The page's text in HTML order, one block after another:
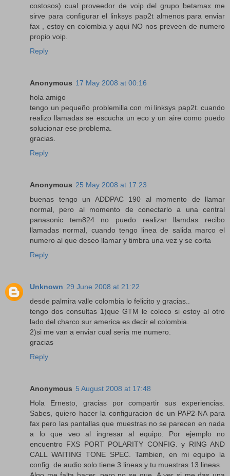
costosos) cual proveedor de voip del grupo betamax me
sirve para configurar el linksys pap2t almenos para enviar
fax , estoy en colombia y aqui NO nos preveen de numero
propio voip.
Reply
Anonymous 17 May 2008 at 00:16
hola amigo
tengo un pequeño problemilla con mi linksys pap2t. cuando
realizo llamadas se escucha un eco y un aire como puedo
solucionar ese problema.
gracias.
Reply
Anonymous 25 May 2008 at 17:23
buenas tengo un ADDPAC 190 al momento de llamar
normal, pero al momento de conectarlo a una central
panasonic tem824 no puedo realizar llamdas recibo
llamadas normal, cuando tengo linea de salida marco el
numero al que deseo llamar y timbra una vez y se corta
Reply
Unknown 29 June 2008 at 21:22
desde palmira valle colombia lo felicito y gracias..
tengo dos consultas 1)que GTM le coloco si estoy al otro
lado del charco sur america es decir el colombia.
2)si me van a enviar cual seria me numero.
gracias
Reply
Anonymous 5 August 2008 at 17:48
Hola Ernesto, gracias por compartir sus experiencias.
Sabes, quiero hacer la configuracion de un PAP2-NA para
fax pero las pantallas que muestras no se parecen en nada
a lo que veo al ingresar al equipo. Por ejemplo no
encuentro FXS PORT POLARITY CONFIG. y RING AND
CALL WAITING TONE SPEC. Tambien, en mi equipo la
config. de audio solo tiene 3 lineas y tu muestras 13 lineas.